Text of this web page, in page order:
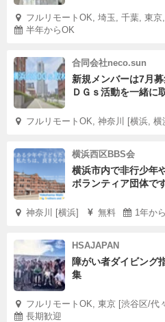
フルリモートOK, 埼玉, 千葉, 東京,
半年からOK
合同会社neco.sun
新規メンバーは7月
ＤＧｓ活動を一緒に
フルリモートOK, 神奈川 [横浜, 横
横浜西区BBS会
横浜市内で非行少年
ボランティア団体で
神奈川 [横浜] 無料 1年か
HSAJAPAN
障がい者ダイビング
集
フルリモートOK, 東京 [渋谷区/代
長期歓迎